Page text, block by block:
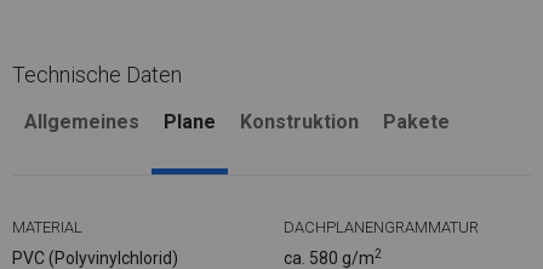
Technische Daten
Allgemeines Plane Konstruktion Pakete
MATERIAL
PVC (Polyvinylchlorid)
DACHPLANENGRAMMATUR
ca. 580 g/m2